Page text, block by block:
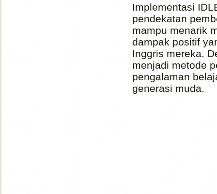
Implementasi
pendekatan
mampu menarik
dampak positif
Inggris mereka.
menjadi metode
pengalaman
generasi muda.